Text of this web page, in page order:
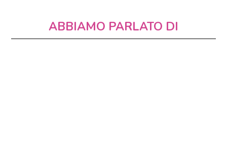
ABBIAMO PARLATO DI